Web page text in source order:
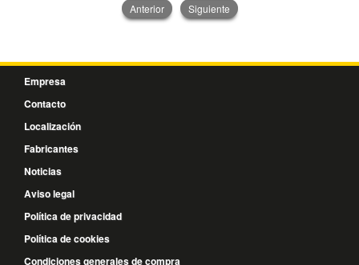
Anterior Siguiente
Empresa
Contacto
Localización
Fabricantes
Noticias
Aviso legal
Política de privacidad
Política de cookies
Condiciones generales de compra